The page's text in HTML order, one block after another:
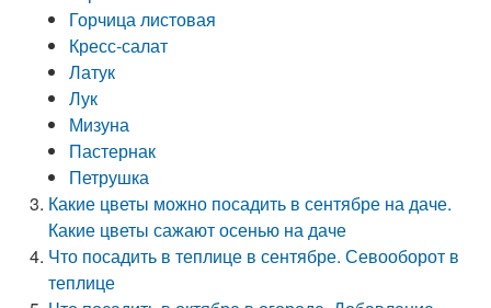
Горчица листовая
Кресс-салат
Латук
Лук
Мизуна
Пастернак
Петрушка
Какие цветы можно посадить в сентябре на даче.
Какие цветы сажают осенью на даче
Что посадить в теплице в сентябре. Севооборот в
теплице